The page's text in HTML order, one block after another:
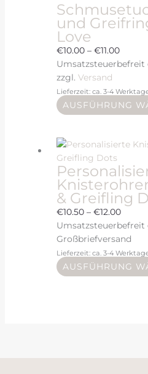
und
Love
€10.00 – €11.00
Umsatzsteuerbefreit
zzgl. Versand
Lieferzeit: ca. 3-4
AUSFÜHRUNG
& Greifling
€10.50 – €12.00
Umsatzsteuerbefreit
Großbriefversand
Lieferzeit: ca. 3-4
AUSFÜHRUNG